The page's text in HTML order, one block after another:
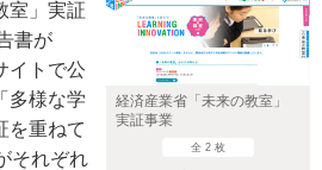
経済産業省「未来の教室」
実証事業
全 2 枚
室」実証
書が
イトで公
多様な学
を重ねて
それぞれ